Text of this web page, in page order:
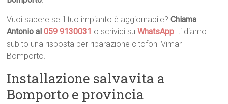
Vuoi sapere se il tuo impianto è aggiornabile?Chiama
Antonio al059 9130031 o scrivici suWhatsApp: ti diamo
subito una risposta per riparazione citofoni Vimar
Bomporto.
Installazione salvavita a
Bomporto e provincia